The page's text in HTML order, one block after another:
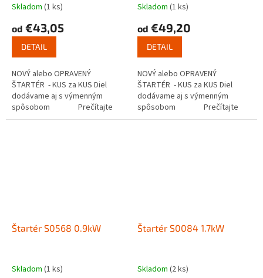
Skladom (1 ks)
od €43,05
DETAIL
NOVÝ alebo OPRAVENÝ
ŠTARTÉR - KUS za KUS Diel
dodávame aj s výmenným
spôsobom Prečítajte
si ako funguje...
Skladom (1 ks)
od €49,20
DETAIL
NOVÝ alebo OPRAVENÝ
ŠTARTÉR - KUS za KUS Diel
dodávame aj s výmenným
spôsobom Prečítajte
si ako funguje...
Štartér S0568 0.9kW
Skladom (1 ks)
Štartér S0084 1.7kW
Skladom (2 ks)